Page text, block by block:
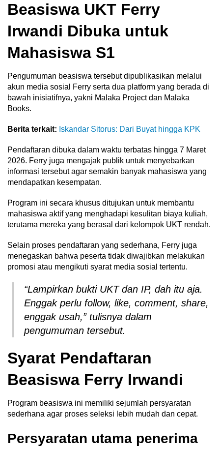
Beasiswa UKT Ferry
Irwandi Dibuka untuk
Mahasiswa S1
Pengumuman beasiswa tersebut dipublikasikan melalui
akun media sosial Ferry serta dua platform yang berada di
bawah inisiatifnya, yakni Malaka Project dan Malaka
Books.
Berita terkait: Iskandar Sitorus: Dari Buyat hingga KPK
Pendaftaran dibuka dalam waktu terbatas hingga 7 Maret
2026. Ferry juga mengajak publik untuk menyebarkan
informasi tersebut agar semakin banyak mahasiswa yang
mendapatkan kesempatan.
Program ini secara khusus ditujukan untuk membantu
mahasiswa aktif yang menghadapi kesulitan biaya kuliah,
terutama mereka yang berasal dari kelompok UKT rendah.
Selain proses pendaftaran yang sederhana, Ferry juga
menegaskan bahwa peserta tidak diwajibkan melakukan
promosi atau mengikuti syarat media sosial tertentu.
“Lampirkan bukti UKT dan IP, dah itu aja.
Enggak perlu follow, like, comment, share,
enggak usah,” tulisnya dalam
pengumuman tersebut.
Syarat Pendaftaran
Beasiswa Ferry Irwandi
Program beasiswa ini memiliki sejumlah persyaratan
sederhana agar proses seleksi lebih mudah dan cepat.
Persyaratan utama penerima